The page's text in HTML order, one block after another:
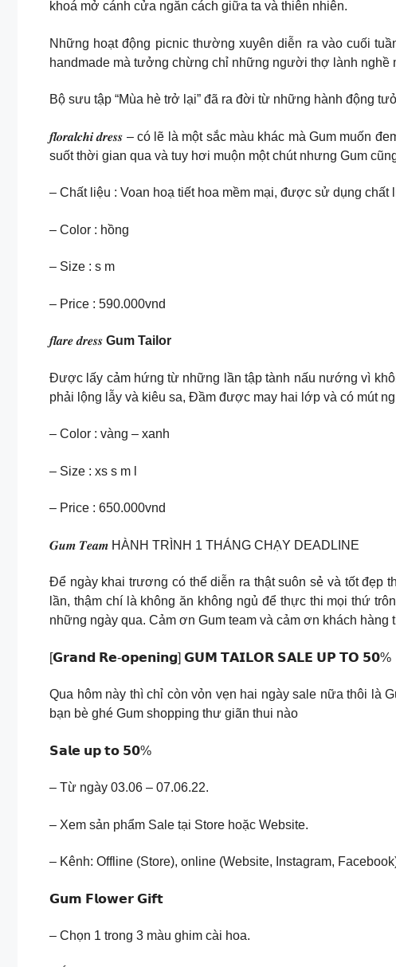
khoá mở cánh cửa ngăn cách giữa ta và thiên nhiên.
Những hoạt động picnic thường xuyên diễn ra vào cuối
handmade mà tưởng chừng chỉ những người thợ lành nghề
Bộ sưu tập “Mùa hè trở lại” đã ra đời từ những hành động
𝒇𝒍𝒐𝒓𝒂𝒍𝒄𝒉𝒊 𝒅𝒓𝒆𝒔𝒔 – có lẽ là một sắc màu khác mà Gum
suốt thời gian qua và tuy hơi muộn một chút nhưng Gum
– Chất liệu : Voan hoạ tiết hoa mềm mại, được sử dụng chất
– Color : hồng
– Size : s m
– Price : 590.000vnd
𝒇𝒍𝒂𝒓𝒆 𝒅𝒓𝒆𝒔𝒔 Gum Tailor
Được lấy cảm hứng từ những lần tập tành nấu nướng vì
phải lộng lẫy và kiêu sa, Đầm được may hai lớp và có mút
– Color : vàng – xanh
– Size : xs s m l
– Price : 650.000vnd
𝑮𝒖𝒎 𝑻𝒆𝒂𝒎 HÀNH TRÌNH 1 THÁNG CHẠY DEADLINE
Để ngày khai trương có thể diễn ra thật suôn sẻ và tốt đẹp
lần, thậm chí là không ăn không ngủ để thực thi mọi thứ
những ngày qua. Cảm ơn Gum team và cảm ơn khách
[𝗚𝗿𝗮𝗻𝗱 𝗥𝗲-𝗼𝗽𝗲𝗻𝗶𝗻𝗴] 𝗚𝗨𝗠 𝗧𝗔𝗜𝗟𝗢𝗥 𝗦𝗔𝗟𝗘 𝗨𝗣 𝗧𝗢 𝟱𝟬%
Qua hôm này thì chỉ còn vỏn vẹn hai ngày sale nữa thôi là
bạn bè ghé Gum shopping thư giãn thui nào
𝗦𝗮𝗹𝗲 𝘂𝗽 𝘁𝗼 𝟱𝟬%
– Từ ngày 03.06 – 07.06.22.
– Xem sản phẩm Sale tại Store hoặc Website.
– Kênh: Offline (Store), online (Website, Instagram,
𝗚𝘂𝗺 𝗙𝗹𝗼𝘄𝗲𝗿 𝗚𝗶𝗳𝘁
– Chọn 1 trong 3 màu ghim cài hoa.